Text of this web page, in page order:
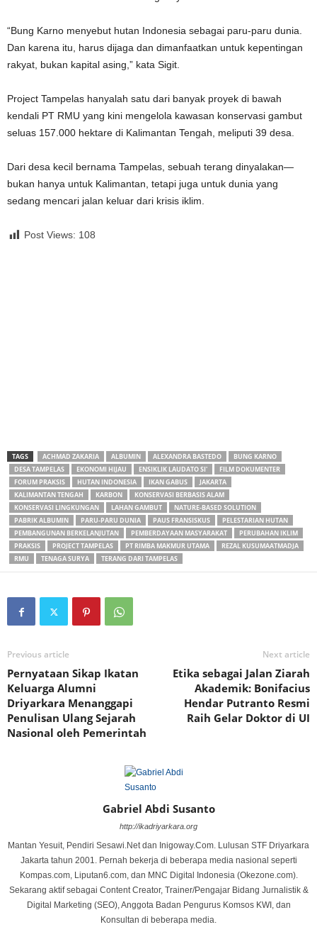
“Bung Karno menyebut hutan Indonesia sebagai paru-paru dunia.
Dan karena itu, harus dijaga dan dimanfaatkan untuk kepentingan
rakyat, bukan kapital asing,” kata Sigit.
Project Tampelas hanyalah satu dari banyak proyek di bawah
kendali PT RMU yang kini mengelola kawasan konservasi gambut
seluas 157.000 hektare di Kalimantan Tengah, meliputi 39 desa.
Dari desa kecil bernama Tampelas, sebuah terang dinyalakan—
bukan hanya untuk Kalimantan, tetapi juga untuk dunia yang
sedang mencari jalan keluar dari krisis iklim.
Post Views: 108
TAGS ACHMAD ZAKARIA ALBUMIN ALEXANDRA BASTEDO
BUNG KARNO
DESA TAMPELAS
EKONOMI HIJAU ENSIKLIK LAUDATO SI'
FILM DOKUMENTER
FORUM PRAKSIS
HUTAN INDONESIA IKAN GABUS
JAKARTA
KALIMANTAN TENGAH
KARBON
KONSERVASI BERBASIS ALAM
KONSERVASI LINGKUNGAN
LAHAN GAMBUT
NATURE-BASED SOLUTION
PABRIK ALBUMIN
PARU-PARU DUNIA PAUS FRANSISKUS
PELESTARIAN HUTAN
PEMBANGUNAN BERKELANJUTAN
PEMBERDAYAAN MASYARAKAT
PERUBAHAN IKLIM
PRAKSIS
PROJECT TAMPELAS PT RIMBA MAKMUR UTAMA
REZAL KUSUMAATMADJA
RMU
TENAGA SURYA TERANG DARI TAMPELAS
Previous article
Pernyataan Sikap Ikatan
Keluarga Alumni
Driyarkara Menanggapi
Penulisan Ulang Sejarah
Nasional oleh Pemerintah
Next article
Etika sebagai Jalan Ziarah
Akademik: Bonifacius
Hendar Putranto Resmi
Raih Gelar Doktor di UI
Gabriel Abdi Susanto
http://ikadriyarkara.org
Mantan Yesuit, Pendiri Sesawi.Net dan Inigoway.Com. Lulusan STF Driyarkara
Jakarta tahun 2001. Pernah bekerja di beberapa media nasional seperti
Kompas.com, Liputan6.com, dan MNC Digital Indonesia (Okezone.com).
Sekarang aktif sebagai Content Creator, Trainer/Pengajar Bidang Jurnalistik &
Digital Marketing (SEO), Anggota Badan Pengurus Komsos KWI, dan
Konsultan di beberapa media.